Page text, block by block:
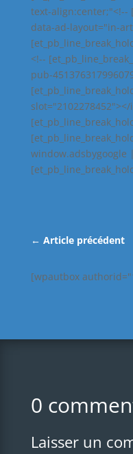
text-align:center;"<!--
data-ad-layout="in-
<!--
pub-
slot="2102278452"></
window.adsbygoogle
← Article précédent
[wpautbox
0
Laisser un